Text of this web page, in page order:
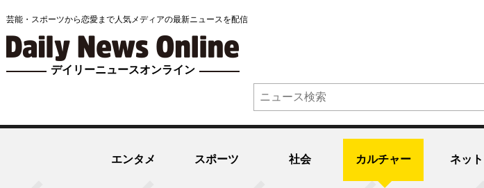
芸能・スポーツから恋愛まで人気メディアの最新ニュースを配信
デイリーニュースオンライン
エンタメ スポーツ 社会 カルチャー ネット